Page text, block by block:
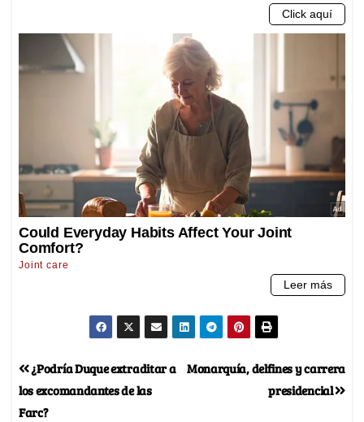
Monarquía, delfines y carrera
presidencial
¿Podría Duque extraditar a
los excomandantes de las
Farc?